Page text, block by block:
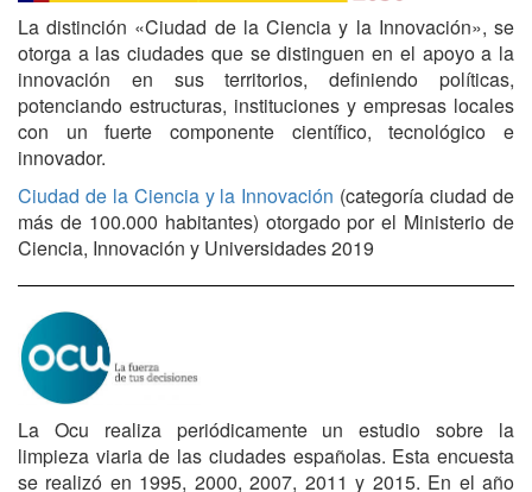
La distinción «Ciudad de la Ciencia y la Innovación», se
otorga a las ciudades que se distinguen en el apoyo a la
innovación en sus territorios, definiendo políticas,
potenciando estructuras, instituciones y empresas locales
con un fuerte componente científico, tecnológico e
innovador.
Ciudad de la Ciencia y la Innovación (categoría ciudad de
más de 100.000 habitantes) otorgado por el Ministerio de
Ciencia, Innovación y Universidades 2019
La Ocu realiza periódicamente un estudio sobre la
limpieza viaria de las ciudades españolas. Esta encuesta
se realizó en 1995, 2000, 2007, 2011 y 2015. En el año